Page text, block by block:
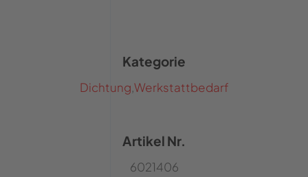
Kategorie
Dichtung,Werkstattbedarf
Artikel Nr.
6021406